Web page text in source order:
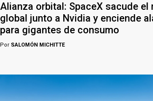
Alianza orbital: SpaceX sacude el
global junto a Nvidia y enciende
para gigantes de consumo
Por SALOMÓN MICHITTE